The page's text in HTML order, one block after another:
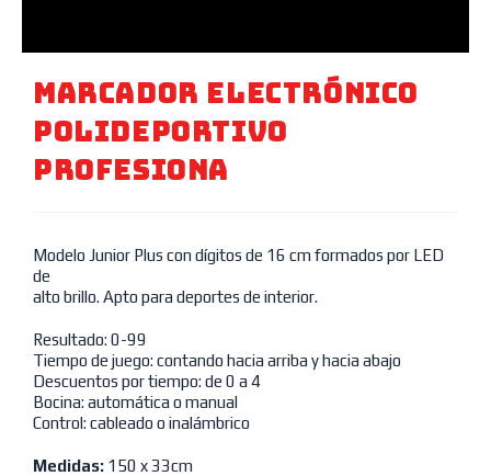
MARCADOR ELECTRÓNICO
Polideportivo
Profesiona
Modelo Junior Plus con dígitos de 16 cm formados por LED
de
alto brillo. Apto para deportes de interior.
Resultado: 0-99
Tiempo de juego: contando hacia arriba y hacia abajo
Descuentos por tiempo: de 0 a 4
Bocina: automática o manual
Control: cableado o inalámbrico
Medidas: 150 x 33cm